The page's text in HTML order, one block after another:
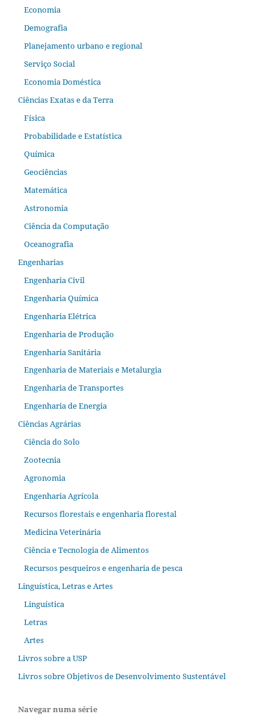
Economia
Demografia
Planejamento urbano e regional
Serviço Social
Economia Doméstica
Ciências Exatas e da Terra
Física
Probabilidade e Estatística
Química
Geociências
Matemática
Astronomia
Ciência da Computação
Oceanografia
Engenharias
Engenharia Civil
Engenharia Química
Engenharia Elétrica
Engenharia de Produção
Engenharia Sanitária
Engenharia de Materiais e Metalurgia
Engenharia de Transportes
Engenharia de Energia
Ciências Agrárias
Ciência do Solo
Zootecnia
Agronomia
Engenharia Agrícola
Recursos florestais e engenharia florestal
Medicina Veterinária
Ciência e Tecnologia de Alimentos
Recursos pesqueiros e engenharia de pesca
Linguística, Letras e Artes
Linguística
Letras
Artes
Livros sobre a USP
Livros sobre Objetivos de Desenvolvimento Sustentável
Navegar numa série